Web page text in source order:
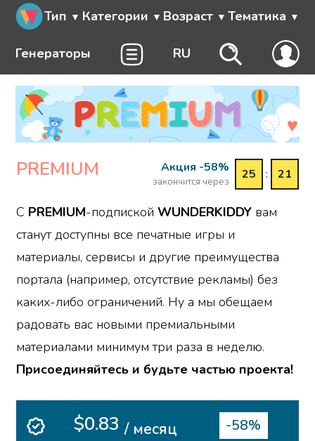
Тип Категории Возраст Тематика
Генераторы RU
PREMIUM Акция -58%
закончится через
25 : 21
С PREMIUM-подпиской WUNDERKIDDY вам
станут доступны все печатные игры и
материалы, сервисы и другие преимущества
портала (например, отсутствие рекламы) без
каких-либо ограничений. Ну а мы обещаем
радовать вас новыми премиальными
материалами минимум три раза в неделю.
Присоединяйтесь и будьте частью проекта!
$0.83 / месяц -58%